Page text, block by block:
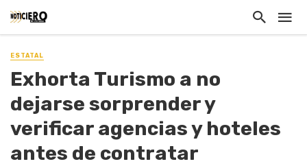
ESTATAL
Exhorta Turismo a no
dejarse sorprender y
verificar agencias y hoteles
antes de contratar